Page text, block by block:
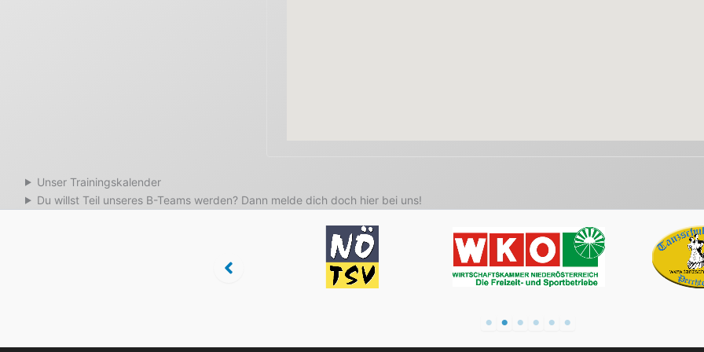
Unser Trainingskalender
Du willst Teil unseres B-Teams werden? Dann melde dich doch hier bei uns!
Niederösterreichischer
Tanzsportverband
Wirtschaftskammer
Niederösterreich